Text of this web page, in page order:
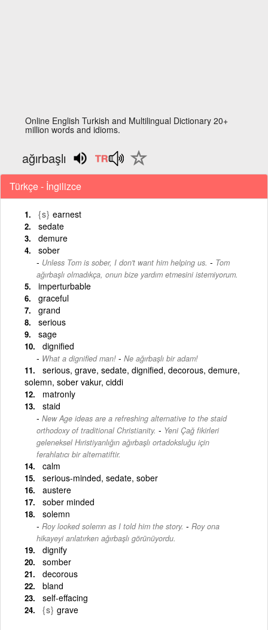
Online English Turkish and Multilingual Dictionary 20+
million words and idioms.
ağırbaşlı
Türkçe - İngilizce
{s} earnest
sedate
demure
sober
Unless Tom is sober, I don't want him helping us. - Tom
ağırbaşlı olmadıkça, onun bize yardım etmesini istemiyorum.
imperturbable
graceful
grand
serious
sage
dignified
What a dignified man! - Ne ağırbaşlı bir adam!
serious, grave, sedate, dignified, decorous, demure,
solemn, sober vakur, ciddi
matronly
staid
New Age ideas are a refreshing alternative to the staid
orthodoxy of traditional Christianity. - Yeni Çağ fikirleri
geleneksel Hıristiyanlığın ağırbaşlı ortadoksluğu için
ferahlatıcı bir alternatiftir.
calm
serious-minded, sedate, sober
austere
sober minded
solemn
Roy looked solemn as I told him the story. - Roy ona
hikayeyi anlatırken ağırbaşlı görünüyordu.
dignify
somber
decorous
bland
self-effacing
{s} grave